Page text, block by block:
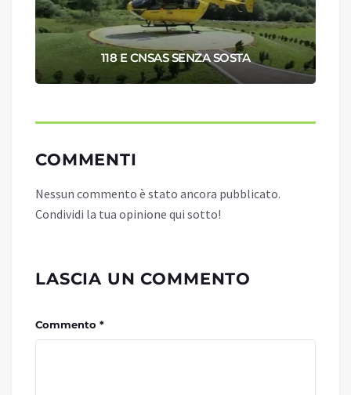
118 E CNSAS SENZA SOSTA
COMMENTI
Nessun commento è stato ancora pubblicato.
Condividi la tua opinione qui sotto!
LASCIA UN COMMENTO
Commento *